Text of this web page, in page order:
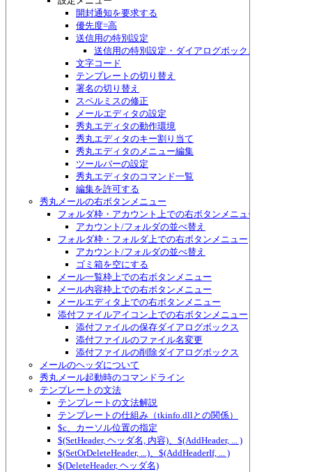
開封通知を要求する
優先度=高
送信用の特別設定
送信用の特別設定・ダイアログボックス
文字コード
テンプレートの切り替え
署名の切り替え
スペルミスの修正
メールエディタの設定
秀丸エディタの動作環境
秀丸エディタのキー割り当て
秀丸エディタのメニュー編集
ツールバーの設定
秀丸エディタのコマンド一覧
編集を許可する
秀丸メールの右ボタンメニュー
フォルダ枠・アカウント上での右ボタンメニュー
アカウント/フォルダの並べ替え
フォルダ枠・フォルダ上での右ボタンメニュー
アカウント/フォルダの並べ替え
ゴミ箱を空にする
メール一覧枠上での右ボタンメニュー
メール内容枠上での右ボタンメニュー
メールエディタ上での右ボタンメニュー
添付ファイルアイコン上での右ボタンメニュー
添付ファイルの保存ダイアログボックス
添付ファイルのファイル名変更
添付ファイルの削除ダイアログボックス
メールのヘッダについて
秀丸メール起動時のコマンドライン
テンプレートの文法
テンプレートの文法解説
テンプレートの仕組み（tkinfo.dllとの関係）
$c、カーソル位置の指定
$(SetHeader, ヘッダ名, 内容)、$(AddHeader, ... )
$(SetOrDeleteHeader, ...)、$(AddHeaderIf, ... )
$(DeleteHeader, ヘッダ名)